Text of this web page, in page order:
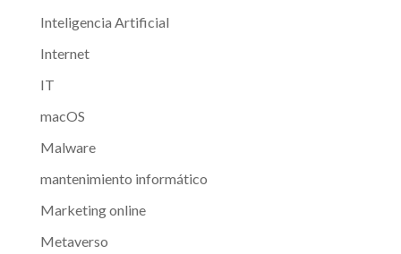
Inteligencia Artificial
Internet
IT
macOS
Malware
mantenimiento informático
Marketing online
Metaverso